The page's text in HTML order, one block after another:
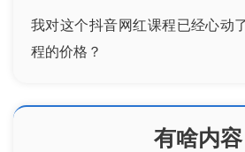
我对这个抖音网红课程已经心动
程的价格？
有啥内容